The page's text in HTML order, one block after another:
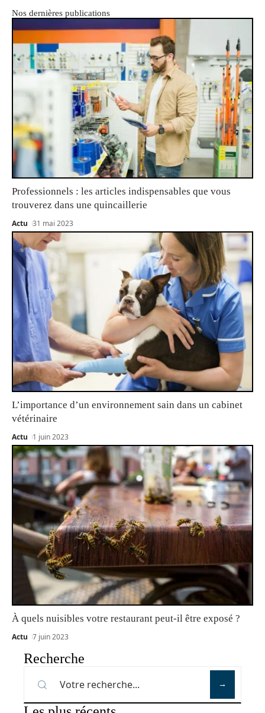
Nos dernières publications
Professionnels : les articles indispensables que vous
trouverez dans une quincaillerie
Actu 31 mai 2023
L’importance d’un environnement sain dans un cabinet
vétérinaire
Actu 1 juin 2023
À quels nuisibles votre restaurant peut-il être exposé ?
Actu 7 juin 2023
Recherche